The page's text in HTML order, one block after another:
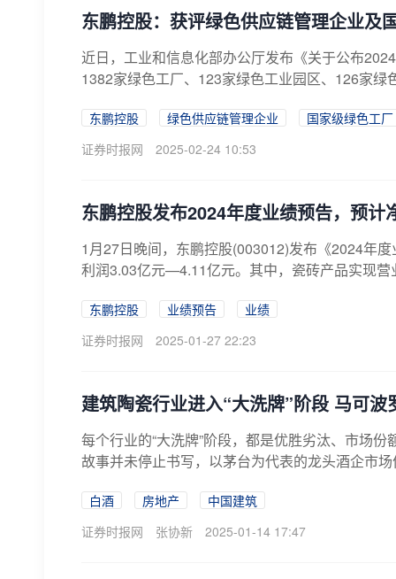
东鹏控股：获评绿色供应链管理企业及
近日，工业和信息化部办公厅发布《关于公布
1382家绿色工厂、123家绿色工业园区、126家绿
东鹏控股 绿色供应链管理企业
国家级绿色工厂
证券时报网
2025-02-24 10:53
东鹏控股发布2024年度业绩预告，预
1月27日晚间，东鹏控股(003012)发布《2024年
利润3.03亿元—4.11亿元。其中，瓷砖产品实现营
东鹏控股 业绩预告
业绩
证券时报网
2025-01-27 22:23
建筑陶瓷行业进入“大洗牌”阶段 马可
每个行业的“大洗牌”阶段，都是优胜劣汰、市场
故事并未停止书写，以茅台为代表的龙头酒企市
白酒 房地产
中国建筑
证券时报网
张协新 2025-01-14 17:47